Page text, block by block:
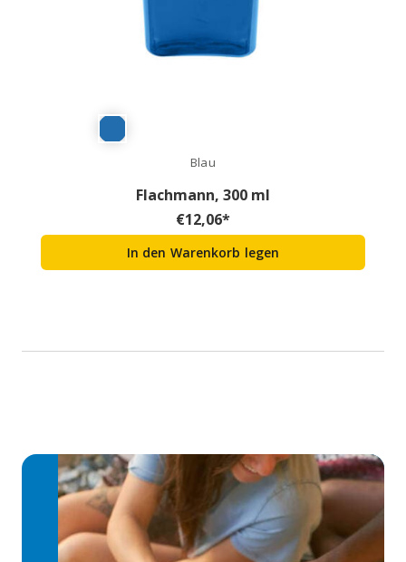
Blau
Flachmann, 300 ml
€12,06*
In den Warenkorb legen